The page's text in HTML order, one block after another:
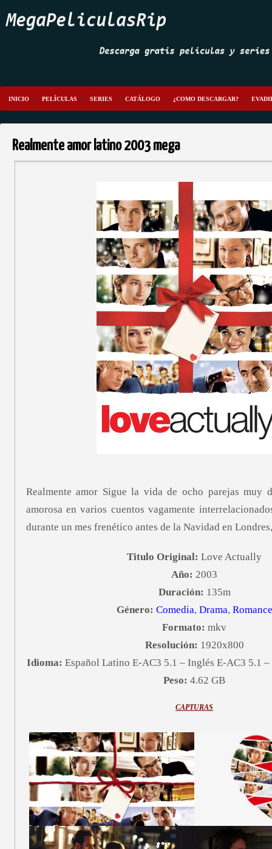
INICIO PELÍCULAS SERIES CATÁLOGO ¿COMO DESCARGAR?
Realmente amor latino 2003 mega
Realmente amor Sigue la vida de ocho parejas muy
amorosa en varios cuentos vagamente
durante un mes frenético antes de la Navidad en
Titulo Original: Love Actually
Año: 2003
Duración: 135m
Género: Comedia, Drama, Romance
Formato: mkv
Resolución: 1920x800
Idioma: Español Latino E-AC3 5.1 – Inglés E-AC3 5.1
Peso: 4.62 GB
CAPTURAS